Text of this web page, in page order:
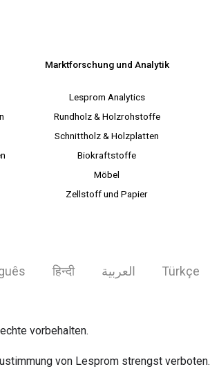
Marktforschung und Analytik
Lesprom Analytics
Rundholz & Holzrohstoffe
Schnittholz & Holzplatten
Biokraftstoffe
Möbel
Zellstoff und Papier
हिन्दी العربية Türkçe
vorbehalten.
von Lesprom strengst verboten.